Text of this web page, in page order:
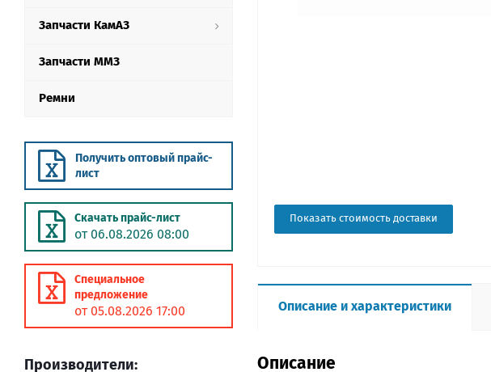
Показать стоимость доставки
Описание и характеристики
Описание
Запчасти КамАЗ
Запчасти ММЗ
Ремни
Получить оптовый прайс-
лист
Скачать прайс-лист
от 06.08.2026 08:00
Специальное
предложение
от 05.08.2026 17:00
Производители: